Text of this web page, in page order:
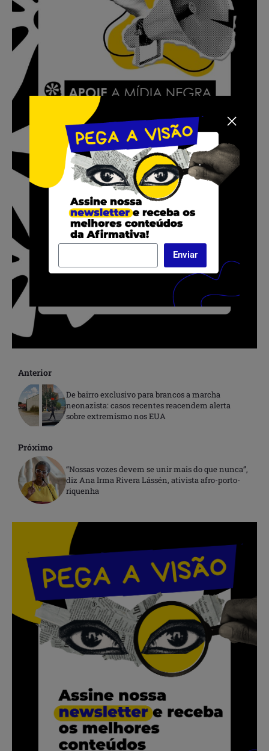
Anterior
De bairro exclusivo para brancos a marcha
neonazista: casos recentes reacendem alerta
sobre extremismo nos EUA
Próximo
“Nossas vozes devem se unir mais do que nunca”,
diz Ana Irma Rivera Lássén, ativista afro-porto-
riquenha
.
.
Enviar